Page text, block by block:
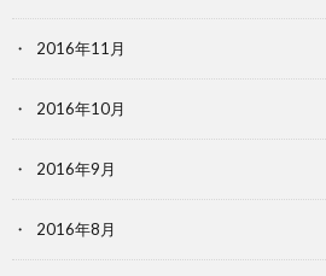
2016年11月
2016年10月
2016年9月
2016年8月